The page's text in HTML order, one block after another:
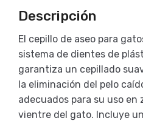
Descripción
El cepillo de aseo para
sistema de dientes de
garantiza un cepillado
la eliminación del pelo
adecuados para su uso en
vientre del gato. Incluye